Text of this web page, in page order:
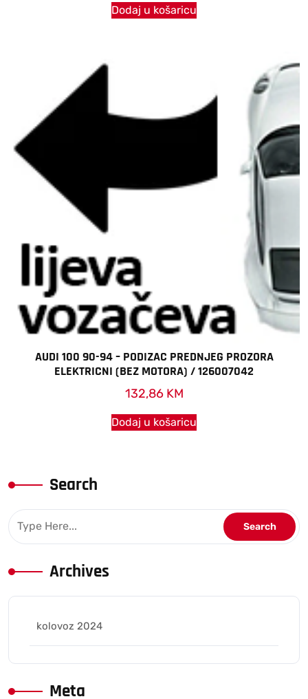
Dodaj u košaricu
AUDI 100 90-94 – PODIZAC PREDNJEG PROZORA
ELEKTRICNI (BEZ MOTORA) / 126007042
132,86 KM
Dodaj u košaricu
Search
Archives
kolovoz 2024
Meta